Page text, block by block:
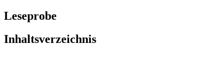
Leseprobe
Inhaltsverzeichnis